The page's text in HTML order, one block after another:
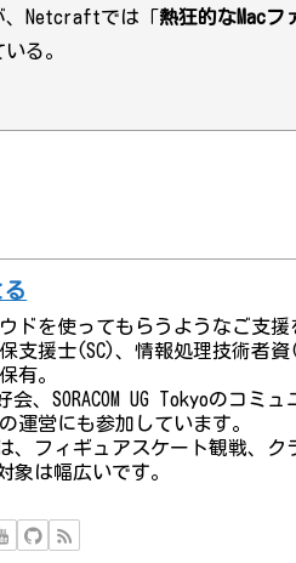
、Netcraftでは「熱狂的なMac
る。
ドを使ってもらうようなご支援
支援士(SC)、情報処理技術者資
有。
、SORACOM UG Tokyoのコミ
運営にも参加しています。
、フィギュアスケート観戦、ク
象は幅広いです。